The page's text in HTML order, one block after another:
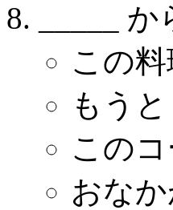
_____
この
もう
この
おな